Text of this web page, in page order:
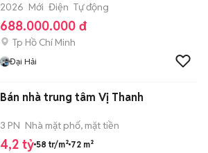
2026 Mới Điện Tự động
688.000.000 đ
Tp Hồ Chí Minh
Đại Hải
Bán nhà trung tâm Vị Thanh
3 PN Nhà mặt phố, mặt tiền
4,2 tỷ 58 tr/m² 72 m²